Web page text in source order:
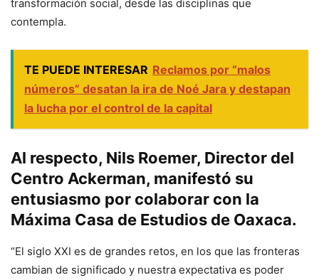
transformación social, desde las disciplinas que
contempla.
TE PUEDE INTERESAR Reclamos por “malos
números” desatan la ira de Noé Jara y destapan
la lucha por el control de la capital
Al respecto, Nils Roemer, Director del
Centro Ackerman, manifestó su
entusiasmo por colaborar con la
Máxima Casa de Estudios de Oaxaca.
“El siglo XXI es de grandes retos, en los que las fronteras
cambian de significado y nuestra expectativa es poder